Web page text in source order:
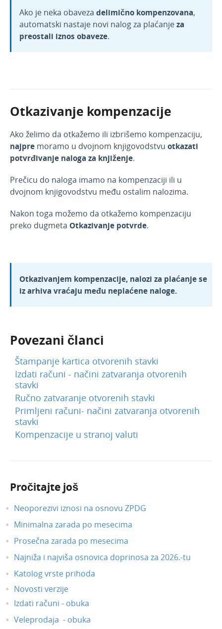
Ako je neka obaveza delimično kompenzovana,
automatski nastaje novi nalog za plaćanjeza
preostali iznos obaveze.
Otkazivanje kompenzacije
Ako želimo da otkažemo ili izbrišemo kompenzaciju,
najpre moramo u dvojnom knjigovodstvu otkazati
potvrđivanje naloga za knjiženje.
Prečicu do naloga imamo na kompenzaciji ili u
dvojnom knjigovodstvu među ostalim nalozima.
Nakon toga možemo da otkažemo kompenzaciju
preko dugmeta Otkazivanje potvrde.
Otkazivanjem kompenzacije, nalozi za plaćanje se
iz arhiva vraćaju među neplaćene naloge.
Povezani članci
Štampanje kartica otvorenih stavki
Izdati računi - načini zatvaranja otvorenih
stavki
Ručno zatvaranje otvorenih stavki
Primljeni računi- načini zatvaranja otvorenih
stavki
Kompenzacije u stranoj valuti
Pročitajte još
Neoporezivi iznosi na osnovu ZPDG
Minimalna zarada po mesecima
Prosečna zarada po mesecima
Najniža i najviša osnovica doprinosa za 2026.-tu
Katolog vrste prihoda
Novosti verzije
Izdati računi - obuka
Veleprodaja - obuka